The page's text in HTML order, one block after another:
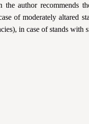
the author recommends
of moderately altared
in case of stands